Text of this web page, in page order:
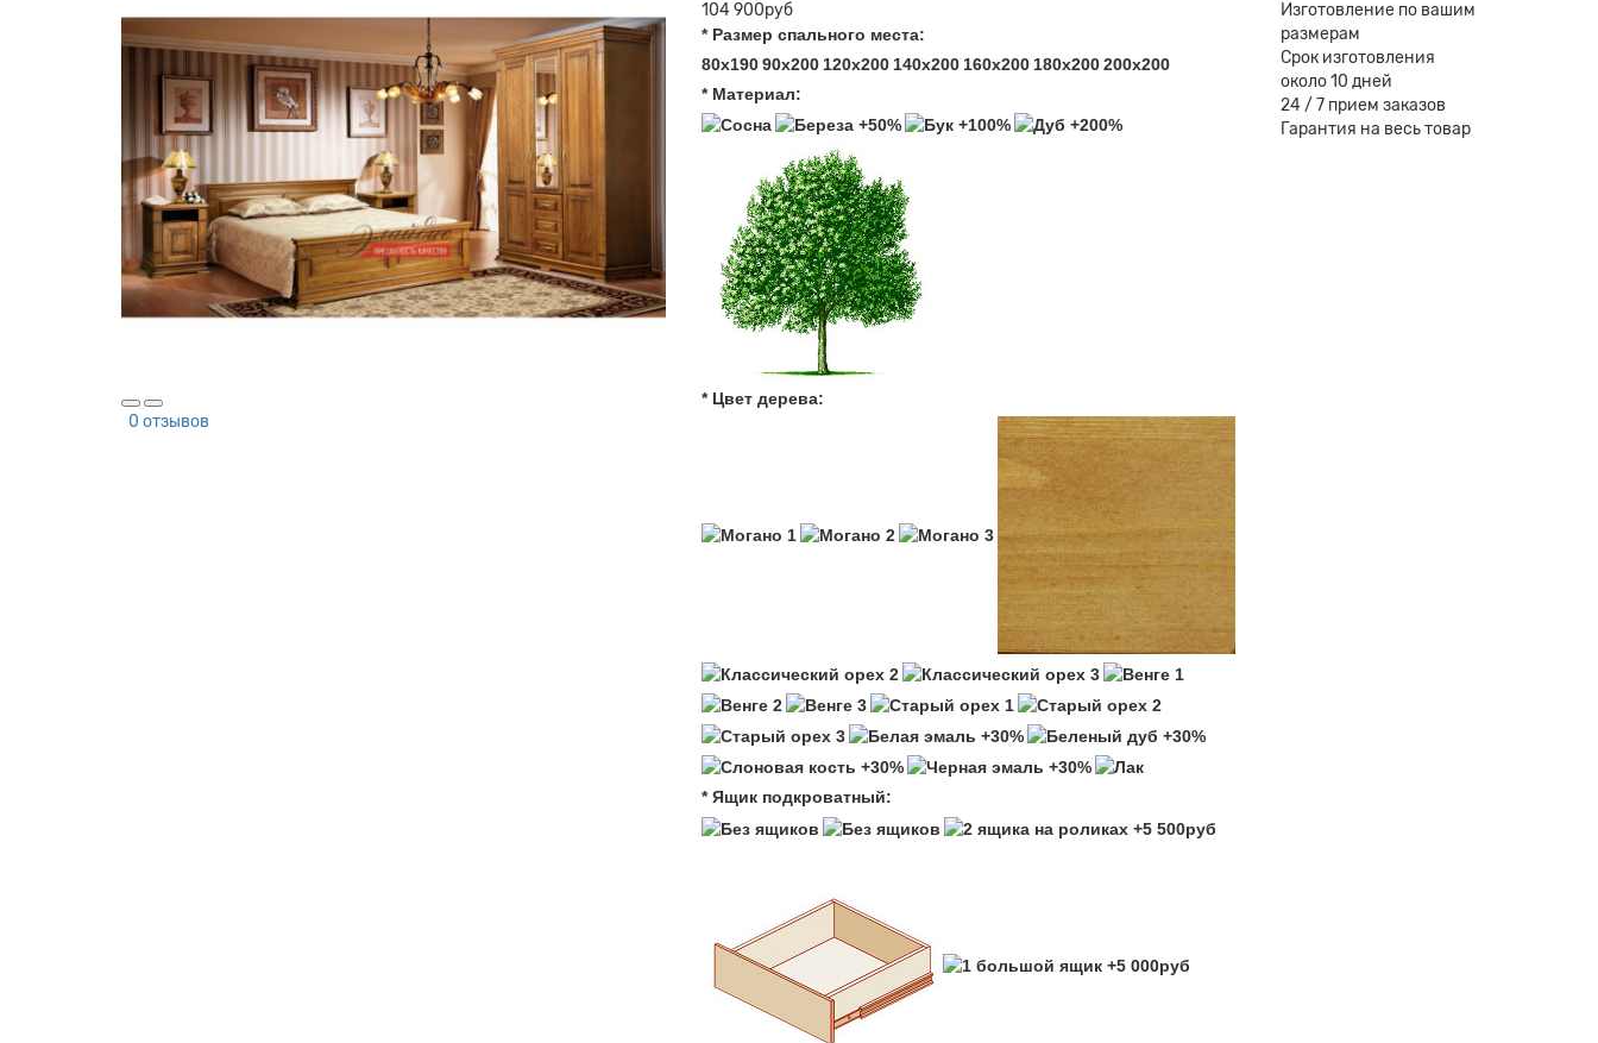
0 отзывов
104 900руб
* Размер спального места:
80х190 90х200 120x200 140x200 160x200 180x200 200x200
* Материал:
* Цвет дерева:
* Ящик подкроватный:
Изготовление по вашим
размерам
Срок изготовления
около 10 дней
24 / 7 прием заказов
Гарантия на весь товар